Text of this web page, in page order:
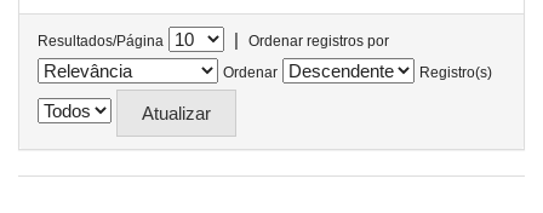
Resultados/Página |
Ordenar registros por
Ordenar
Registro(s)